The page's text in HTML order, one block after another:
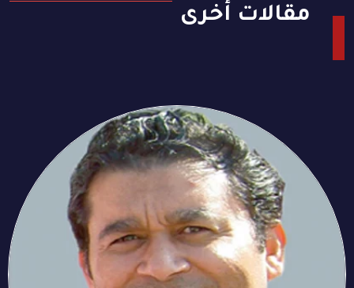
مقالات أخرى